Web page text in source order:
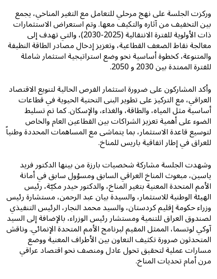
وركزت الجلسة على نهج مرحلي للتعامل مع التغير المناخي، يجمع
بين التخفيف من آثاره والتكيف معها. وتم استعراض الاستثمارات
ذات الأولوية للفترة الانتقالية (2025-2030)، والتي تهدف إلى
معالجة نقاط الضعف القطاعية، وتعزيز إدخال مصادر الطاقة النظيفة
والمتنوعة، كخطوة أساسية نحو وضع استراتيجية استثمار شاملة
للفترة الممتدة بين 2030 و 2050.
وأكد المشاركون على ضرورة استثمار الفرص الحالية لتنويع الاقتصاد
العراقي، مع التركيز على تطوير البنى التحتية الحيوية في قطاعات
أساسية مثل المياه، والطاقة، والغذاء، والإسكان. كما تم تسليط
الضوء على أهمية تعزيز الشراكات بين القطاعين العام والخاص
لتوسيع قاعدة الاستثمار، بما يتماشى مع المساهمات المحددة وطنياً
للعراق في إطار اتفاقية باريس للمناخ.
وشهدت الجلسة مشاركة شخصيات بارزة من بينها الدكتور فريد
ياسين، مبعوث المناخ العراقي السابق ومسؤول سابق في أمانة
الأمم المتحدة المعنية بتغير المناخ، والدكتور حيدر مكيّة، رئيس
الهيئة الوطنية للاستثمار، والسيدة بيان عبد الرحمن، مستشارة رئيس
وزراء حكومة إقليم كردستان، والسيد محمد النجار، الرئيس التنفيذي
لصندوق العراق للتنمية ومستشار رئيس الوزراء، بالإضافة إلى السيد
آوكي لوتسما، الممثل المقيم لبرنامج الأمم المتحدة الإنمائي. وناقش
المتحدثون ضرورة تكثيف التعاون بين الأطراف المعنية ووضع
مسارات عملية لتحقيق تحول عادل ومنصف نحو اقتصاد عراقي
مرن أمام تحديات المناخ.